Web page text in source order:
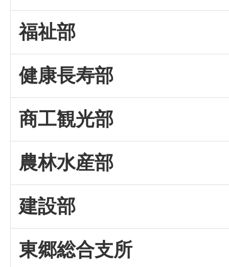
福祉部
健康長寿部
商工観光部
農林水産部
建設部
東郷総合支所